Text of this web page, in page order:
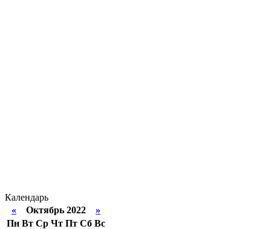
Календарь
« Октябрь 2022 »
Пн Вт Ср Чт Пт Сб Вс